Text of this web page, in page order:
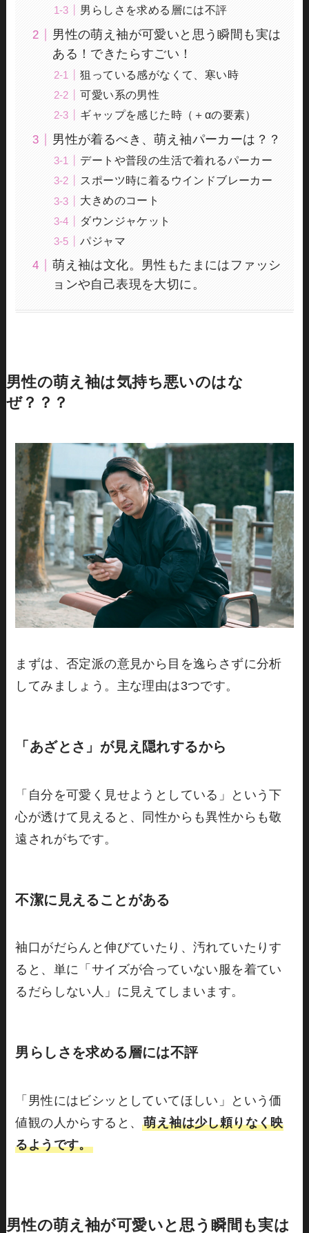
男らしさを求める層には不評
男性の萌え袖が可愛いと思う瞬間も実は
ある！できたらすごい！
狙っている感がなくて、寒い時
可愛い系の男性
ギャップを感じた時（＋αの要素）
男性が着るべき、萌え袖パーカーは？？
デートや普段の生活で着れるパーカー
スポーツ時に着るウインドブレーカー
大きめのコート
ダウンジャケット
パジャマ
萌え袖は文化。男性もたまにはファッシ
ョンや自己表現を大切に。
男性の萌え袖は気持ち悪いのはな
ぜ？？？
まずは、否定派の意見から目を逸らさずに分析
してみましょう。主な理由は3つです。
「あざとさ」が見え隠れするから
「自分を可愛く見せようとしている」という下
心が透けて見えると、同性からも異性からも敬
遠されがちです。
不潔に見えることがある
袖口がだらんと伸びていたり、汚れていたりす
ると、単に「サイズが合っていない服を着てい
るだらしない人」に見えてしまいます。
男らしさを求める層には不評
「男性にはビシッとしていてほしい」という価
値観の人からすると、萌え袖は少し頼りなく映
るようです。
男性の萌え袖が可愛いと思う瞬間も実は